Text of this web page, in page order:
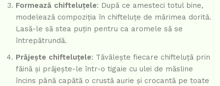
Formează chifteluțele: După ce amesteci totul bine,
modelează compoziția în chifteluțe de mărimea dorită.
Lasă-le să stea puțin pentru ca aromele să se
întrepătrundă.
Prăjește chifteluțele: Tăvălește fiecare chifteluță prin
făină și prăjește-le într-o tigaie cu ulei de măsline
încins până capătă o crustă aurie și crocantă pe toate